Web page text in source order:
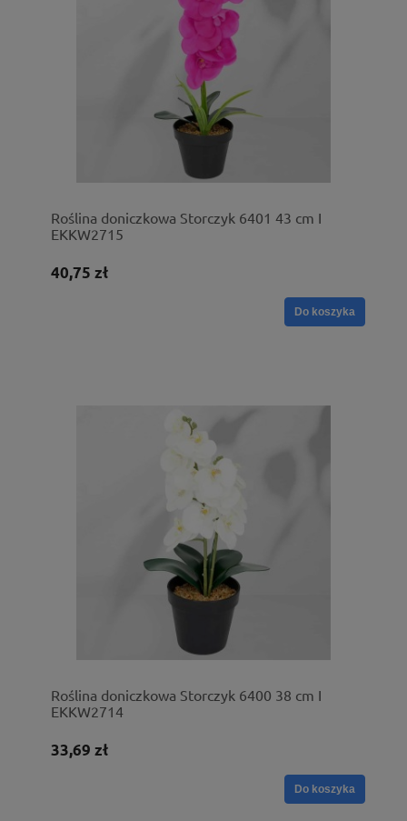
Roślina doniczkowa Storczyk 6401 43 cm I
EKKW2715
40,75 zł
Do koszyka
Roślina doniczkowa Storczyk 6400 38 cm I
EKKW2714
33,69 zł
Do koszyka